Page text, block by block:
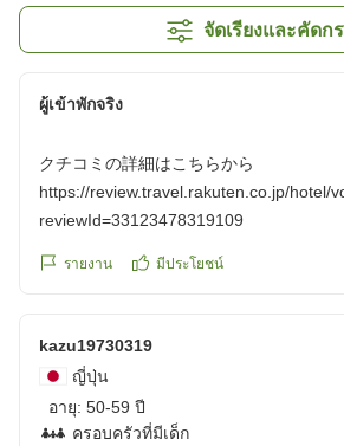
จัดเรียงและคัดก
ผู้เข้าพักจริง
クチコミの詳細はこちらから
https://review.travel.rakuten.co.jp/hotel/
reviewId=33123478319109
รายงาน มีประโยชน์
kazu19730319
ญี่ปุ่น
อายุ: 50-59 ปี
ครอบครัวที่มีเด็ก